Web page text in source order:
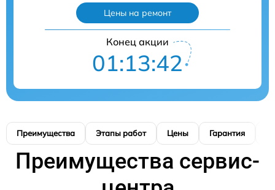
Цены на ремонт
Конец акции
01:13:40
Преимущества Этапы работ Цены Гарантия
Преимущества сервис-